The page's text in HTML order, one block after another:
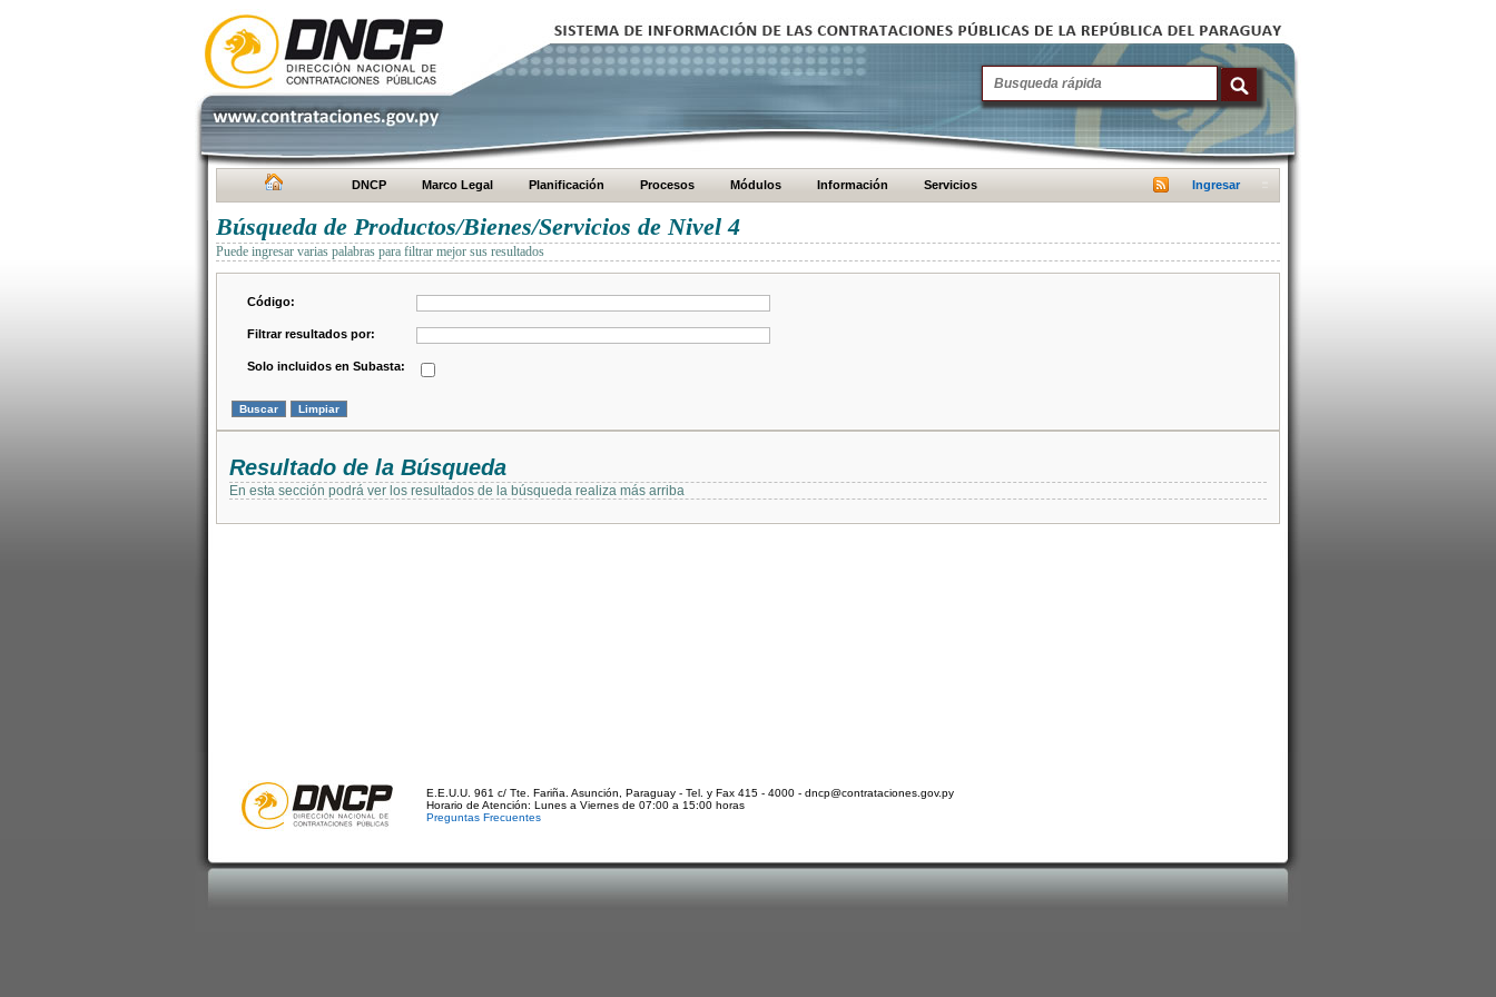
DNCP Marco Legal Planificación Procesos Módulos Información Servicios Ingresar
Búsqueda de Productos/Bienes/Servicios de Nivel 4
Puede ingresar varias palabras para filtrar mejor sus resultados
Código:
Filtrar resultados por:
Solo incluidos en Subasta:
Resultado de la Búsqueda
En esta sección podrá ver los resultados de la búsqueda realiza más arriba
E.E.U.U. 961 c/ Tte. Fariña. Asunción, Paraguay - Tel. y Fax 415 - 4000 - dncp@contrataciones.gov.py
Horario de Atención: Lunes a Viernes de 07:00 a 15:00 horas
Preguntas Frecuentes